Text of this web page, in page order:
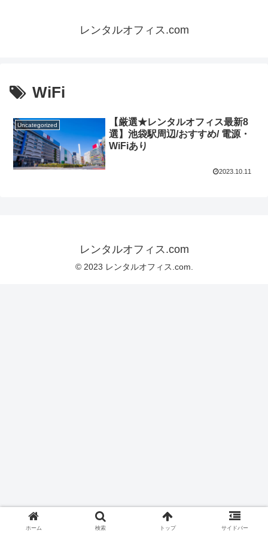
レンタルオフィス.com
WiFi
Uncategorized
【厳選★レンタルオフィス最新8
選】池袋駅周辺/おすすめ/ 電源・
WiFiあり
2023.10.11
レンタルオフィス.com
© 2023 レンタルオフィス.com.
ホーム 検索 トップ サイドバー